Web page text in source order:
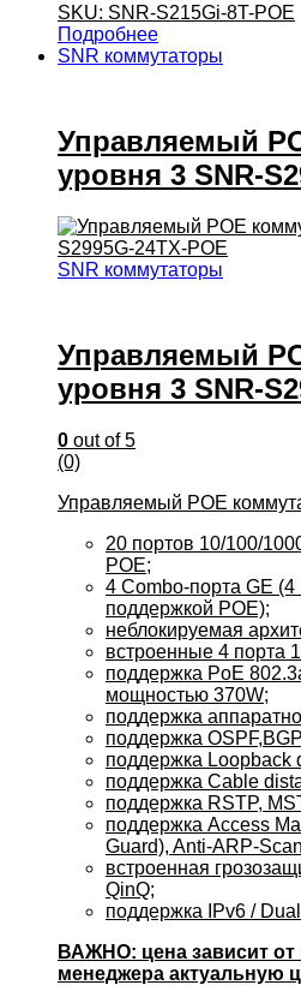
SKU: SNR-S215Gi-8T-POE
Подробнее
SNR коммутаторы
Управляемый
уровня 3 SNR-
SNR коммутаторы
Управляемый
уровня 3 SNR-
0 out of 5
(0)
Управляемый POE
20 портов 10/100/
POE;
4 Combo-порта GE
поддержкой POE);
неблокируемая
встроенные 4 порта
поддержка PoE
мощностью 370W;
поддержка
поддержка
поддержка Loopback
поддержка Cable
поддержка RSTP,
поддержка Access
Guard), Anti-ARP-
встроенная
QinQ;
поддержка IPv6 /
ВАЖНО: цена зависит от
менеджера актуальную